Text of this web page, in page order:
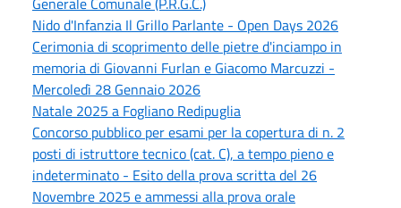
Nido d'Infanzia Il Grillo Parlante - Open Days 2026
Cerimonia di scoprimento delle pietre d'inciampo in
memoria di Giovanni Furlan e Giacomo Marcuzzi -
Mercoledì 28 Gennaio 2026
Natale 2025 a Fogliano Redipuglia
Concorso pubblico per esami per la copertura di n. 2
posti di istruttore tecnico (cat. C), a tempo pieno e
indeterminato - Esito della prova scritta del 26
Novembre 2025 e ammessi alla prova orale